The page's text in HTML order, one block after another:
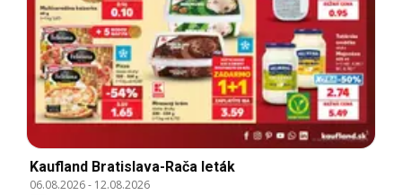
Kaufland Bratislava-Rača leták
06.08.2026- 12.08.2026